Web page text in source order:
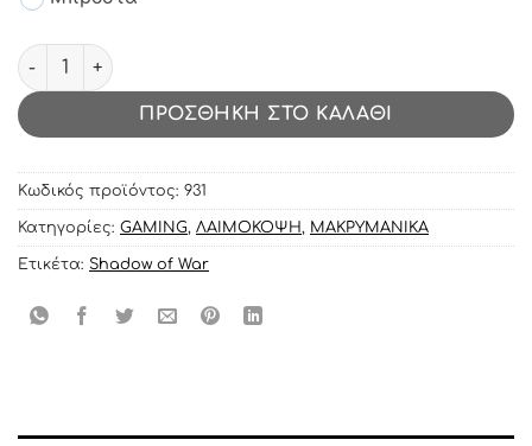
Μακρυμάνικο με στάμπα Shadow of War ποσότητα
ΠΡΟΣΘΉΚΗ ΣΤΟ ΚΑΛΆΘΙ
Κωδικός προϊόντος: 931
Κατηγορίες: GAMING, ΛΑΙΜΟΚΟΨΗ, ΜΑΚΡΥΜΑΝΙΚΑ
Ετικέτα: Shadow of War